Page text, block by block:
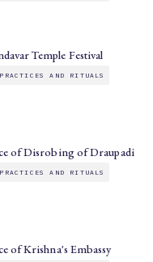
Temple Festival
PRACTICES AND RITUALS
of Disrobing of Draupadi
PRACTICES AND RITUALS
of Krishna's Embassy